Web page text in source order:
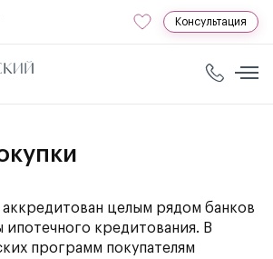
Консультация
целым рядом банков
кредитования. В
программ покупателям